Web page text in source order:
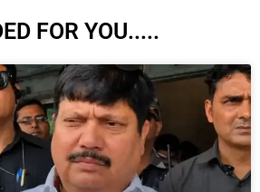
FOR YOU.....